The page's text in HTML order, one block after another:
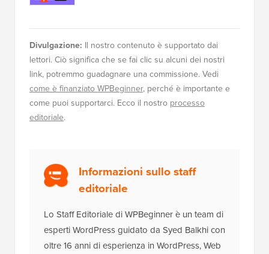
Divulgazione: Il nostro contenuto è supportato dai
lettori. Ciò significa che se fai clic su alcuni dei nostri
link, potremmo guadagnare una commissione. Vedi
come è finanziato WPBeginner, perché è importante e
come puoi supportarci. Ecco il nostro processo
editoriale.
Informazioni sullo staff
editoriale
Lo Staff Editoriale di WPBeginner è un team di
esperti WordPress guidato da Syed Balkhi con
oltre 16 anni di esperienza in WordPress, Web